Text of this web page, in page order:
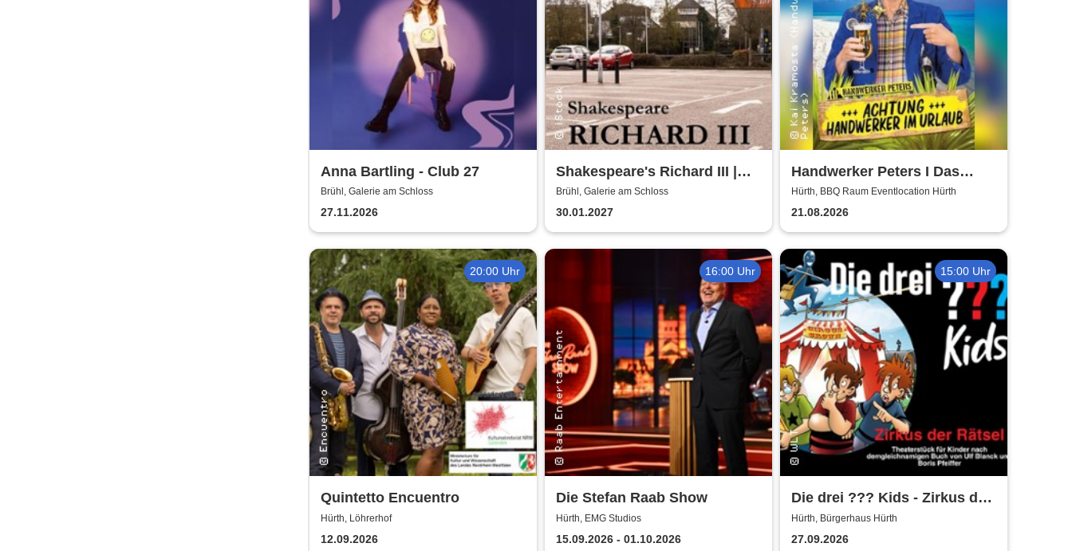
Anna Bartling - Club 27
Brühl, Galerie am Schloss
27.11.2026
Shakespeare's Richard III |
Galerie am Schloss Brühl
Brühl, Galerie am Schloss
30.01.2027
Handwerker Peters I Das
Sommer Event | Achtung -
Handwerker im UrlaubOpen
Air
Hürth, BBQ Raum Eventlocation Hürth
21.08.2026
20:00 Uhr
Quintetto Encuentro
Hürth, Löhrerhof
12.09.2026
16:00 Uhr
Die Stefan Raab Show
Hürth, EMG Studios
15.09.2026 - 01.10.2026
15:00 Uhr
Die drei ??? Kids - Zirkus der
Rätsel | Bürgerhaus Hürth
Hürth, Bürgerhaus Hürth
27.09.2026